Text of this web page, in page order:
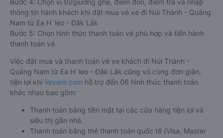
thông tin hành khách khi đặt mua vé xe đi Núi Thành - Quảng
Nam từ Ea H`leo - Đắk Lắk
Bước 5: Chọn hình thức thanh toán vé phù hợp và tiến hành
thanh toán vé.
Việc đặt mua và thanh toán vé xe khách đi Núi Thành -
Quảng Nam từ Ea H`leo - Đắk Lắk cũng vô cùng đơn giản,
tiện lợi khi Vexere.com hỗ trợ đến 06 hình thức thanh toán
khác nhau bao gồm:
Thanh toán bằng tiền mặt tại các cửa hàng tiện lợi và
siêu thị gần nhà.
Thanh toán bằng thẻ thanh toán quốc tế (Visa, Master